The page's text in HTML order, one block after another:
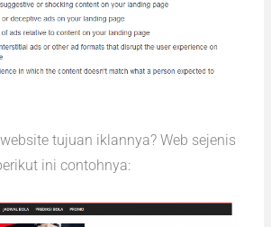
tujuan iklannya? Web sejenis
ini contohnya: